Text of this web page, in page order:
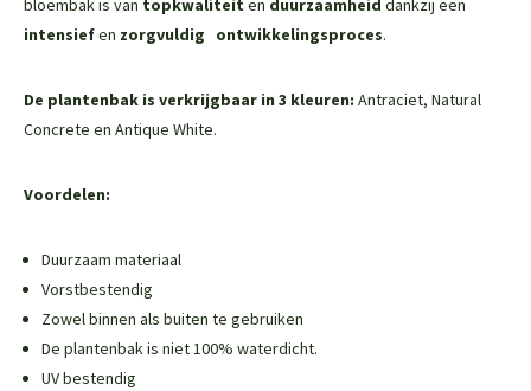
bloembak is van topkwaliteit en duurzaamheid dankzij een
intensiefen zorgvuldig ontwikkelingsproces.
De plantenbak is verkrijgbaar in 3 kleuren: Antraciet, Natural
Concrete en Antique White.
Voordelen:
Duurzaam materiaal
Vorstbestendig
Zowel binnen als buiten te gebruiken
De plantenbak is niet 100% waterdicht.
UV bestendig